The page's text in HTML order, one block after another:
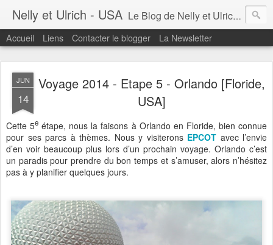
Nelly et Ulrich - USA Le Blog de Nelly et Ulrich aux Etats-Unis. Voyages et Expériences...
Accueil Liens Contacter le blogger La Newsletter
JUN
14
Voyage 2014 - Etape 5 - Orlando [Floride,
USA]
Cette 5e étape, nous la faisons à Orlando en Floride, bien connue
pour ses parcs à thèmes. Nous y visiterons EPCOT avec l’envie
d’en voir beaucoup plus lors d’un prochain voyage. Orlando c’est
un paradis pour prendre du bon temps et s’amuser, alors n’hésitez
pas à y planifier quelques jours.